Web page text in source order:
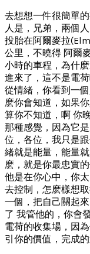
去想想一件很簡單
人是，兄弟，兩個
投胎在阿爾麥拉
公里，不曉得 阿爾
小時的車程，為什
進來了，這不是電
從情緒，你看到一
麽你會知道，如果
算你不知道，啊 你
那種感覺，因為它
位，各位，我只是
緒就是能量，能量
麽，就是你最忠實
他是在你心中，你
去控制，怎麽樣想
一個，把自己關起
了 我管他的，你會
電荷的收集場，因
引你的價值，完成